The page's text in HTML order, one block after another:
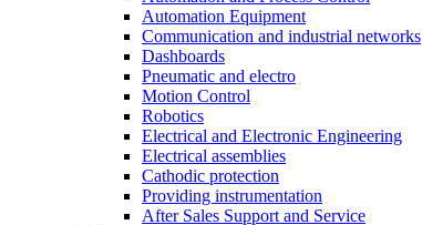
Automation Equipment
Communication and industrial networks
Dashboards
Pneumatic and electro
Motion Control
Robotics
Electrical and Electronic Engineering
Electrical assemblies
Cathodic protection
Providing instrumentation
After Sales Support and Service